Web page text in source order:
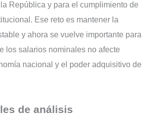
República y para el cumplimiento de
Ese reto es mantener la
y ahora se vuelve importante para
los salarios nominales no afecte
nacional y el poder adquisitivo de
de análisis